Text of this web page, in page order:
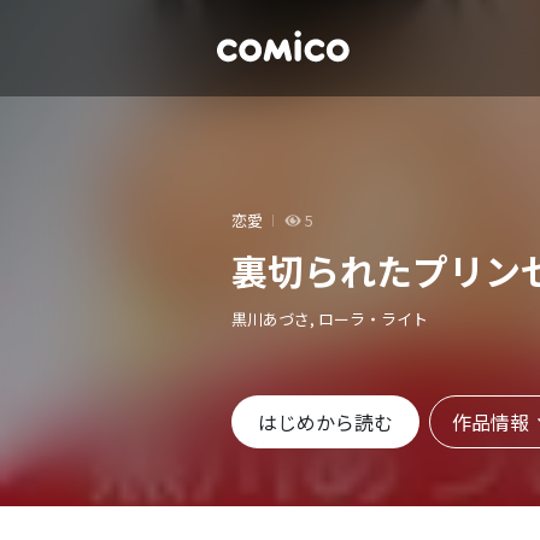
恋愛 5
裏切られたプリン
黒川あづさ, ローラ・ライト
はじめから読む 作品情報